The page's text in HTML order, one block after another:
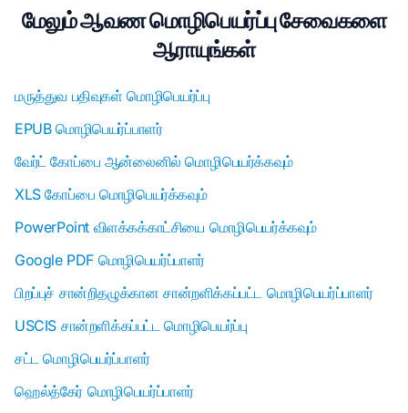
மேலும் ஆவண மொழிபெயர்ப்பு சேவைகளை
ஆராயுங்கள்
மருத்துவ பதிவுகள் மொழிபெயர்ப்பு
EPUB மொழிபெயர்ப்பாளர்
வேர்ட் கோப்பை ஆன்லைனில் மொழிபெயர்க்கவும்
XLS கோப்பை மொழிபெயர்க்கவும்
PowerPoint விளக்கக்காட்சியை மொழிபெயர்க்கவும்
Google PDF மொழிபெயர்ப்பாளர்
பிறப்புச் சான்றிதழுக்கான சான்றளிக்கப்பட்ட மொழிபெயர்ப்பாளர்
USCIS சான்றளிக்கப்பட்ட மொழிபெயர்ப்பு
சட்ட மொழிபெயர்ப்பாளர்
ஹெல்த்கேர் மொழிபெயர்ப்பாளர்